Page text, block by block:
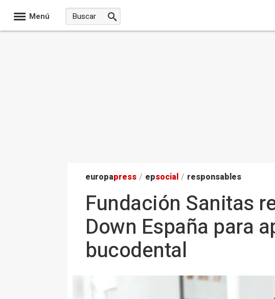
Menú
europapress / epsocial / responsables
Fundación Sanitas
Down España para
bucodental